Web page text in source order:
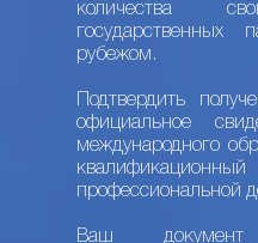
количества
рубежом.
Подтвердить
официальное
международного
профессиональной
Ваш документ